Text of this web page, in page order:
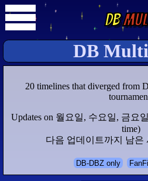
DB
DB
20 timelines that diverged from
Updates on 월요일, 수요일, 금요
time)
다음 업데이트까지 남은
DB-DBZ only